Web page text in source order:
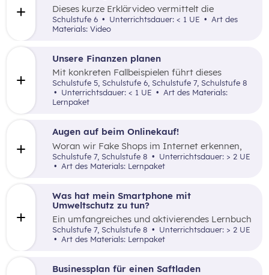
Was hat mein Smartphone mit
Umweltschutz zu tun?
Ein umfangreiches und aktivierendes Lernbuch
vermittelt schüler:innengerecht die komplexen
Zusammenhänge zwischen Smartphone-
Nutzung und Umweltschutz sowie
Schulstufe 7, Schulstufe 8
Unterrichtsdauer: > 2 UE
Art des Materials: Lernpaket
Augen auf beim Onlinekauf!
Woran wir Fake Shops im Internet erkennen,
welche Vor- und Nachteile Onlineshopping mit
sich bringt und wie Datenschutz funktioniert,
zeigt dieses Lernpaket.
Schulstufe 7, Schulstufe 8
Unterrichtsdauer: > 2 UE
Art des Materials: Lernpaket
Businessplan für einen Saftladen
Dieses kurze Erklärvideo vermittelt die
klassischen Methoden des Zahlens.
Schulstufe 6 Unterrichtsdauer: < 1 UE
Materials: Video
Unsere Finanzen planen
Mit konkreten Fallbeispielen führt dieses
Lernpaket in das Thema Finanzplanung ein.
Schulstufe 5, Schulstufe 6, Schulstufe 7, Schulstufe 8
Unterrichtsdauer: < 1 UE
Art des Materials:
Lernpaket